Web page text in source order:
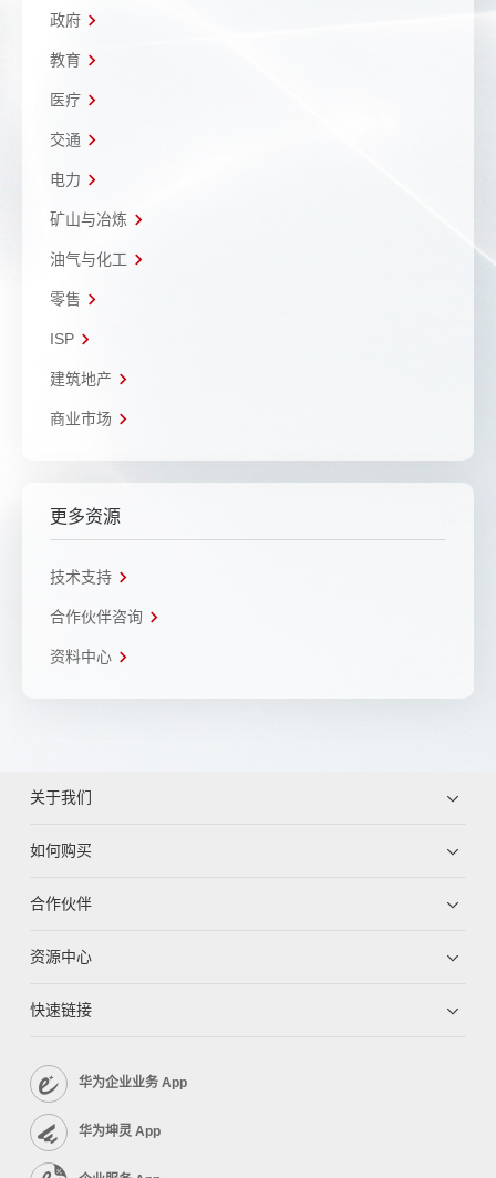
政府
教育
医疗
交通
电力
矿山与冶炼
油气与化工
零售
ISP
建筑地产
商业市场
更多资源
技术支持
合作伙伴咨询
资料中心
关于我们
如何购买
合作伙伴
资源中心
快速链接
华为企业业务 App
华为坤灵 App